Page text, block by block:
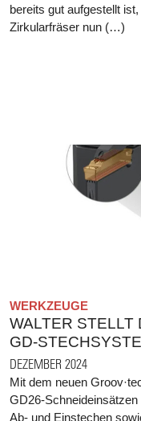
bereits gut aufgestellt
Zirkularfräser nun (…)
WERKZEUGE
WALTER STELLT
GD-
DEZEMBER 2024
Mit dem neuen
GD26-
Ab- und Einstechen